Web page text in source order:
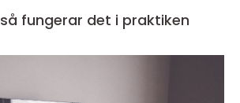
Sälja cs skins så fungerar det i praktiken